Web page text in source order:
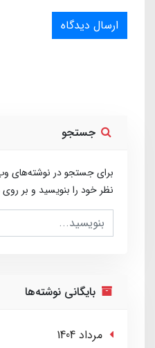
ارسال دیدگاه
جستجو
برای جستجو در نوشته‌های
نظر خود را بنویسید و بر
بایگانی نوشته‌ها
مرداد 1404